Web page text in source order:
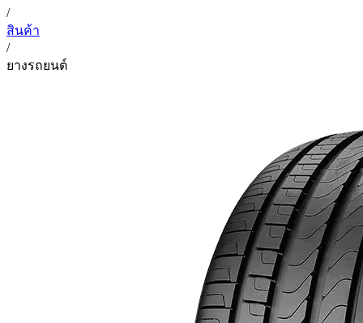
/
สินค้า
/
ยางรถยนต์